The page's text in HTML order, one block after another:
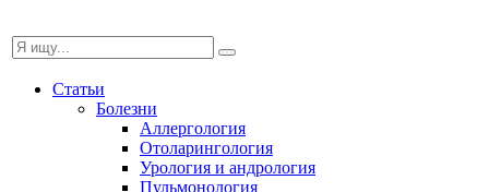
Статьи
Болезни
Аллергология
Отоларингология
Урология и андрология
Пульмонология